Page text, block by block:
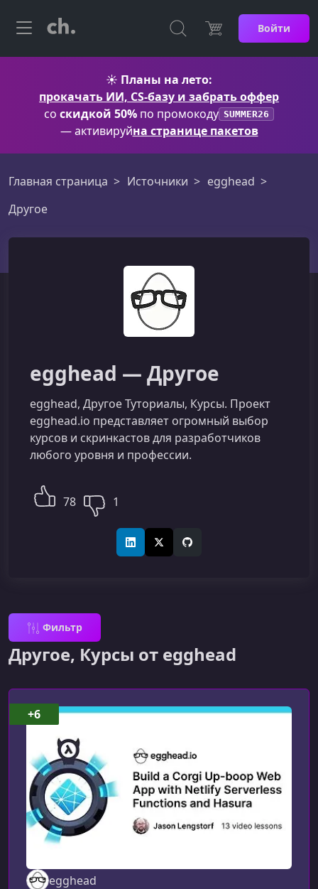
Войти
☀️ Планы на лето:
прокачать ИИ, CS-базу и забрать оффер
со скидкой 50% по промокоду SUMMER26
— активируйна странице пакетов
Главная страница Источники
egghead
Другое
egghead — Другое
egghead, Другое Туториалы, Курсы. Проект
egghead.io представляет огромный выбор
курсов и скринкастов для разработчиков
любого уровня и профессии.
78 1
LinkedInX (Twitter)GitHub
Фильтр
Другое, Курсы от egghead
egghead
+6